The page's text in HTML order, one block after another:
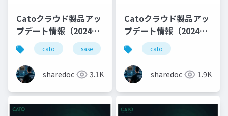
Catoクラウド製品アッ
プデート情報（2024年
8月版）cato sase productupdate
sharedoc 3.1K
Catoクラウド製品アッ
プデート情報（2024年
1月版）cato
sharedoc 1.9K